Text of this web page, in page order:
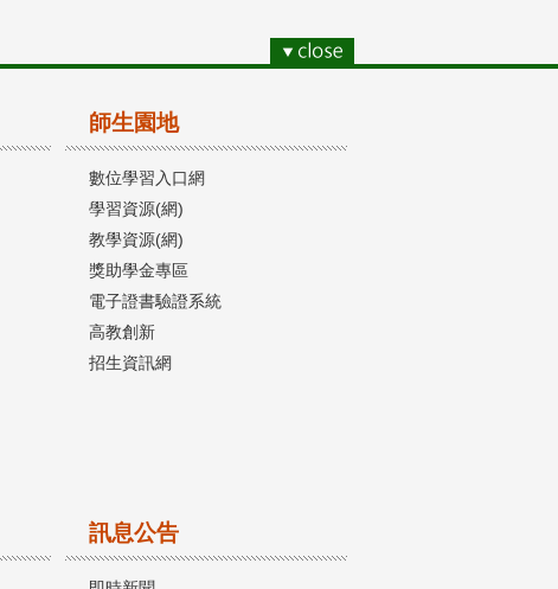
師生園地
數位學習入口網
學習資源(網)
教學資源(網)
獎助學金專區
電子證書驗證系統
高教創新
招生資訊網
訊息公告